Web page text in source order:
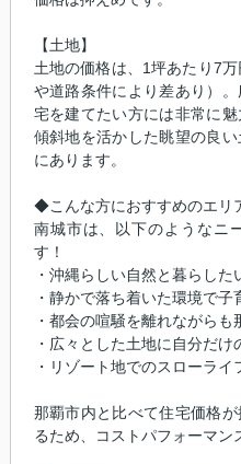
【土地】
土地の価格は、1坪あたり7
や道路条件により差あり）
宅を建てたい方には非常に魅
傾斜地を活かした眺望の良
にあります。
◆こんな方におすすめのエリ
南城市は、以下のようなニ
す！
・沖縄らしい自然と暮らした
・静かで落ち着いた環境で子
・都会の喧騒を離れながら
・広々とした土地に自分だけ
・リゾート地でのスローライ
那覇市内と比べて住宅価格
るため、コストパフォーマン